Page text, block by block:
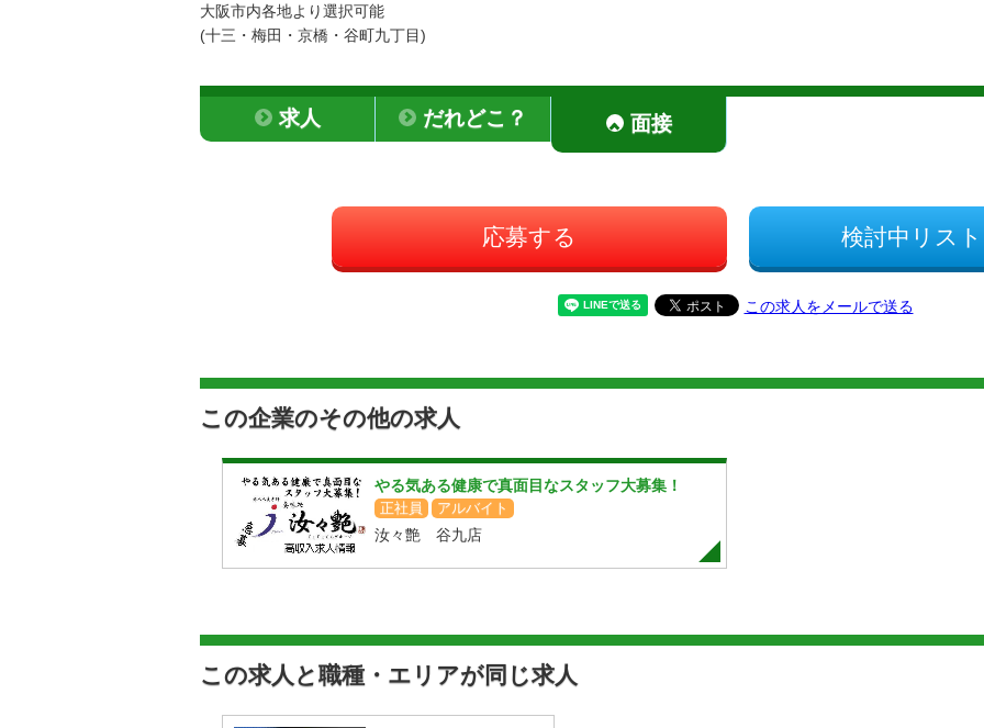
大阪市内各地より選択可能
(十三・梅田・京橋・谷町九丁目)
求人 だれどこ？ 面接
応募する 検討中リス
この求人をメールで送る
この企業のその他の求人
やる気ある健康で真面目なスタッフ大募集！
正社員 アルバイト
汝々艶 谷九店
この求人と職種・エリアが同じ求人